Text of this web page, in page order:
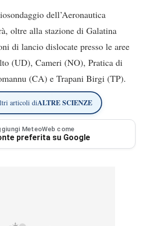
dell’Aeronautica
oltre alla stazione di Galatina
di lancio dislocate presso le aree
(UD), Cameri (NO), Pratica di
(CA) e Trapani Birgi (TP).
articoli diALTRE SCIENZE
MeteoWeb come
preferita su Google